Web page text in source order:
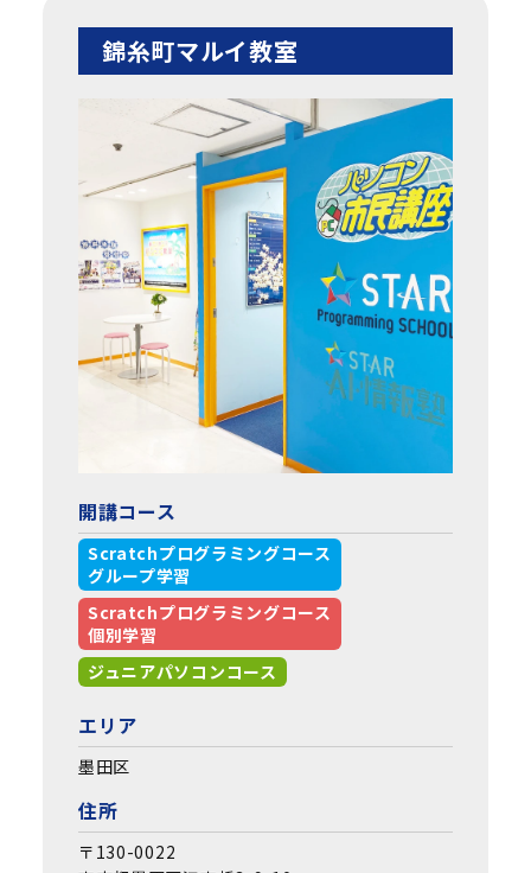
錦糸町マルイ教室
開講コース
Scratchプログラミングコース
グループ学習
Scratchプログラミングコース
個別学習
ジュニアパソコンコース
エリア
墨田区
住所
〒130-0022